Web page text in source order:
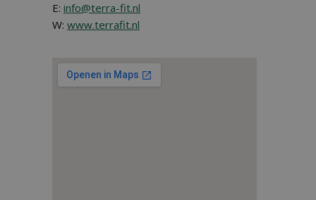
E: info@terra-fit.nl
W: www.terrafit.nl